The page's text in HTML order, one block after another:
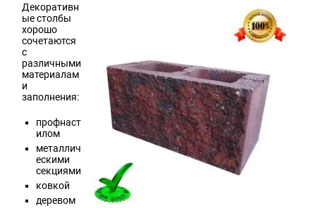
Декоративн
ые столбы
хорошо
сочетаются
с
различными
материалам
и
заполнения:
профнаст
илом
металлич
ескими
секциями
ковкой
деревом